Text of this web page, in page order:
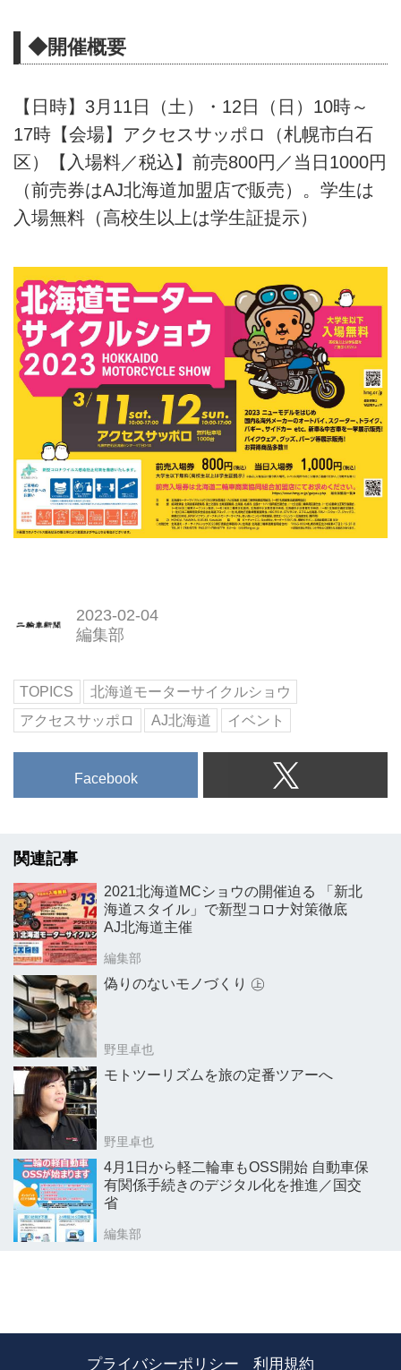
◆開催概要
【日時】3月11日（土）・12日（日）10時～
17時【会場】アクセスサッポロ（札幌市白石
区）【入場料／税込】前売800円／当日1000円
（前売券はAJ北海道加盟店で販売）。学生は
入場無料（高校生以上は学生証提示）
2023-02-04
編集部
TOPICS
北海道モーターサイクルショウ
アクセスサッポロ
AJ北海道 イベント
Facebook
関連記事
2021北海道MCショウの開催迫る 「新北
海道スタイル」で新型コロナ対策徹底
AJ北海道主催
編集部
偽りのないモノづくり ㊤
野里卓也
モトツーリズムを旅の定番ツアーへ
野里卓也
4月1日から軽二輪車もOSS開始 自動車保
有関係手続きのデジタル化を推進／国交
省
編集部
プライバシーポリシー 利用規約